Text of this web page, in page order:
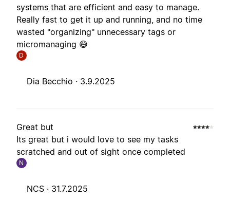
systems that are efficient and easy to manage.
Really fast to get it up and running, and no time
wasted "organizing" unnecessary tags or
micromanaging 😅
D
Dia Becchio · 3.9.2025
Great but
Its great but i would love to see my tasks
scratched and out of sight once completed
N
NCS · 31.7.2025